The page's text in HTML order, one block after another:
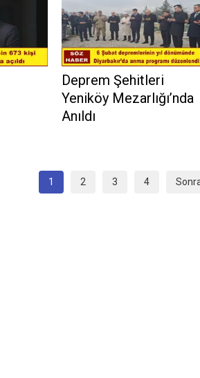
Deprem Şehitleri
Yeniköy Mezarlığı’nda
Anıldı
1 2 3 4